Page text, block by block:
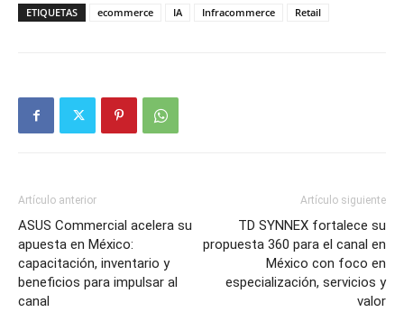
ETIQUETAS ecommerce IA Infracommerce Retail
Artículo anterior
ASUS Commercial acelera su
apuesta en México:
capacitación, inventario y
beneficios para impulsar al
canal
Artículo siguiente
TD SYNNEX fortalece su
propuesta 360 para el canal en
México con foco en
especialización, servicios y
valor